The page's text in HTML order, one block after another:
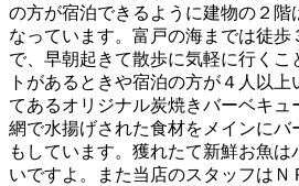
の方が宿泊できるように建物の２階
なっています。富戸の海までは徒
で、早朝起きて散歩に気軽に行くこ
トがあるときや宿泊の方が４人以
てあるオリジナル炭焼きバーベキュ
網で水揚げされた食材をメインにバ
もしています。獲れたて新鮮お魚は
いですよ。また当店のスタッフはＮ